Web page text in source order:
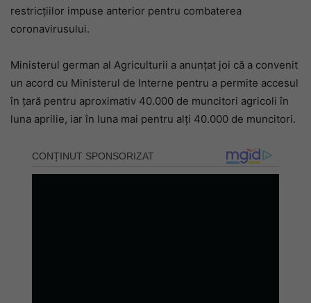
restricțiilor impuse anterior pentru combaterea
coronavirusului.
Ministerul german al Agriculturii a anunțat joi că a convenit
un acord cu Ministerul de Interne pentru a permite accesul
în țară pentru aproximativ 40.000 de muncitori agricoli în
luna aprilie, iar în luna mai pentru alți 40.000 de muncitori.